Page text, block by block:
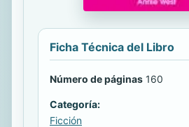
Ficha Técnica del Libro
Número de páginas 160
Categoría:
Ficción